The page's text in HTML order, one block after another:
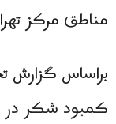
مناطق مرکز
براساس گزارش